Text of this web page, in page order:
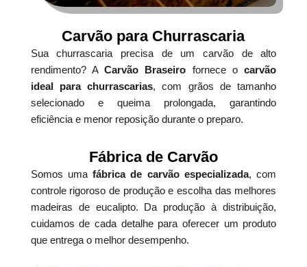
Carvão para Churrascaria
Sua churrascaria precisa de um carvão de alto
rendimento? ACarvão Braseiro fornece ocarvão
ideal para churrascarias, com grãos de tamanho
selecionado e queima prolongada, garantindo
eficiência e menor reposição durante o preparo.
Fábrica de Carvão
Somos umafábrica de carvão especializada, com
controle rigoroso de produção e escolha das melhores
madeiras de eucalipto. Da produção à distribuição,
cuidamos de cada detalhe para oferecer um produto
que entrega o melhor desempenho.